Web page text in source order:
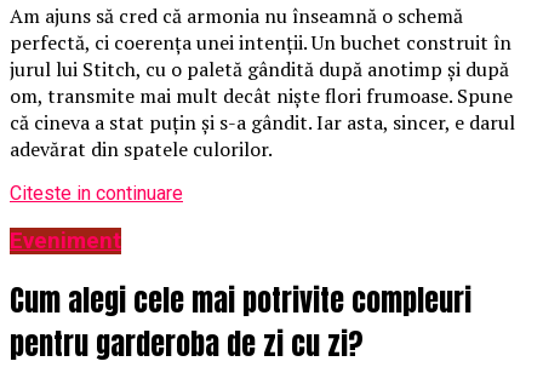
Am ajuns să cred că armonia nu înseamnă o schemă
perfectă, ci coerența unei intenții. Un buchet construit în
jurul lui Stitch, cu o paletă gândită după anotimp și după
om, transmite mai mult decât niște flori frumoase. Spune
că cineva a stat puțin și s-a gândit. Iar asta, sincer, e darul
adevărat din spatele culorilor.
Citeste in continuare
Eveniment
Cum alegi cele mai potrivite compleuri
pentru garderoba de zi cu zi?